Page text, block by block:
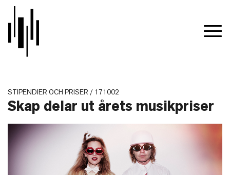
STIPENDIER OCH PRISER / 171002
Skap delar ut årets musikpriser